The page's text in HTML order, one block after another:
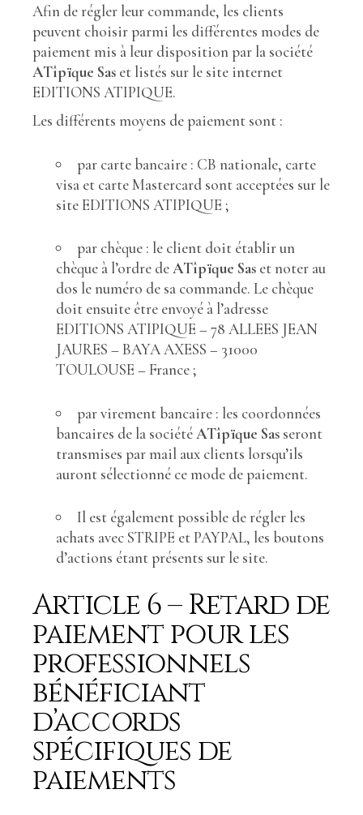
Afin de régler leur commande, les clients
peuvent choisir parmi les différentes modes de
paiement mis à leur disposition par la société
ATîpïque Sas et listés sur le site internet
EDITIONS ATIPIQUE.
Les différents moyens de paiement sont :
par carte bancaire : CB nationale, carte
visa et carte Mastercard sont acceptées sur le
site EDITIONS ATIPIQUE ;
par chèque : le client doit établir un
chèque à l’ordre deATîpïque Saset noter au
dos le numéro de sa commande. Le chèque
doit ensuite être envoyé à l’adresse
EDITIONS ATIPIQUE – 78 ALLEES JEAN
JAURES – BAYA AXESS – 31000
TOULOUSE – France ;
par virement bancaire : les coordonnées
bancaires de la société ATîpïque Sasseront
transmises par mail aux clients lorsqu’ils
auront sélectionné ce mode de paiement.
Il est également possible de régler les
achats avec STRIPE et PAYPAL, les boutons
d’actions étant présents sur le site.
Article 6 – Retard de
paiement pour les
professionnels
bénéficiant
d’accords
spécifiques de
paiements